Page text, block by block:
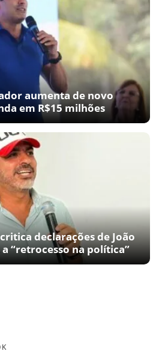
aumenta de novo
em R$15 milhões
declarações de João
a “retrocesso na política”